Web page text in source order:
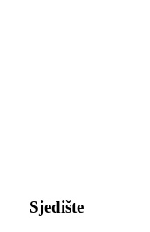
Sjedište